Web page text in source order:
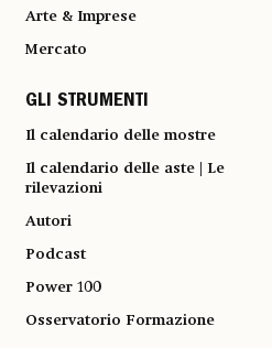
Arte & Imprese
Mercato
GLI STRUMENTI
Il calendario delle mostre
Il calendario delle aste | Le
rilevazioni
Autori
Podcast
Power 100
Osservatorio Formazione